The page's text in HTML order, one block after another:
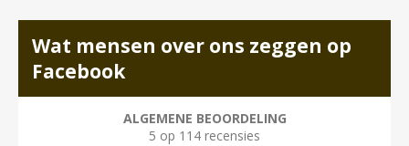
Wat mensen over ons zeggen op
Facebook
ALGEMENE BEOORDELING
5 op 114 recensies